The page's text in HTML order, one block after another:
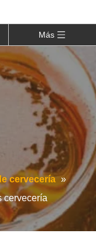
Más
cervecería »
cervecería